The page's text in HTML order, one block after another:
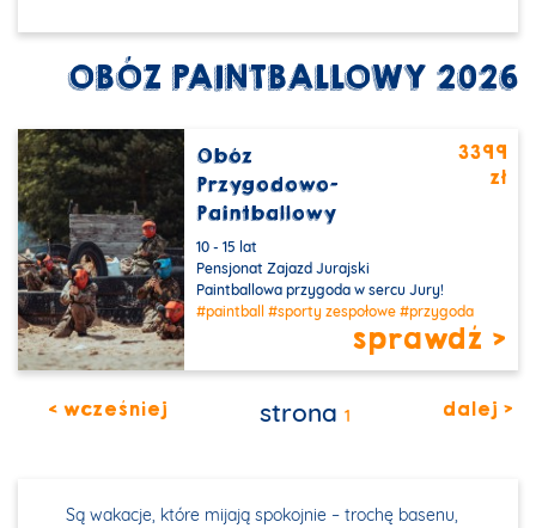
OBÓZ PAINTBALLOWY 2026
PROMOCJA
Obóz
Przygodowo-
Paintballowy
3399
zł
10 - 15 lat
Pensjonat Zajazd Jurajski
Paintballowa przygoda w sercu Jury!
#paintball #sporty zespołowe #przygoda
sprawdź >
< wcześniej strona 1 dalej >
Są wakacje, które mijają spokojnie – trochę basenu,